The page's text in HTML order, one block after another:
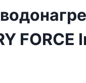
FORCE